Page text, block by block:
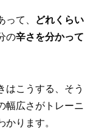
って、
どれくらい
の辛さを分かって
はこうする、そう
幅広さがトレーニ
ります。